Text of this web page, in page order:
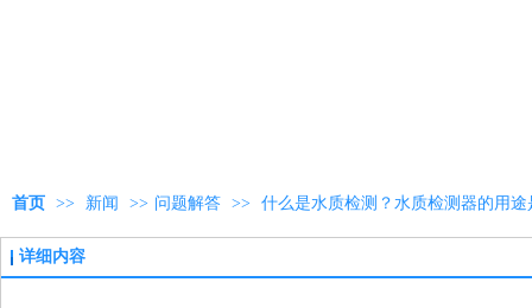
首页 >> 新闻 >> 问题解答 >> 什么是水质检测？水质检测器的用途
详细内容